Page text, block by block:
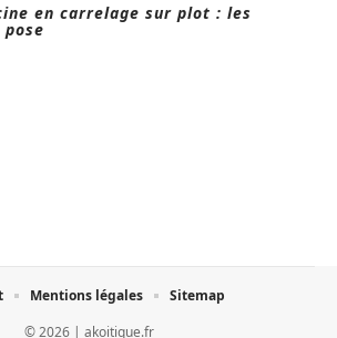
en carrelage sur plot : les
© 2026 | akoitique.fr
Mentions légales Sitemap